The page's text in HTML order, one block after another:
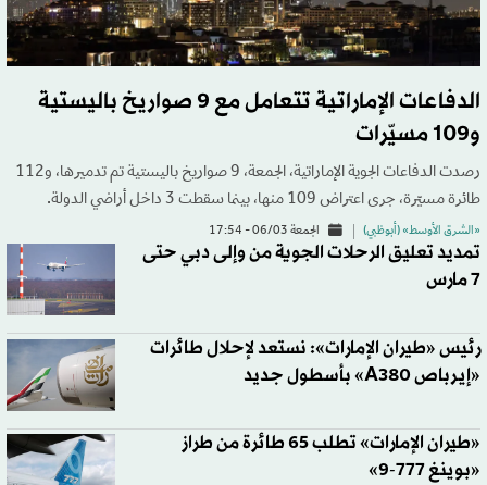
الدفاعات الإماراتية تتعامل مع 9 صواريخ باليستية
و109 مسيّرات
رصدت الدفاعات الجوية الإماراتية، الجمعة، 9 صواريخ باليستية تم تدميرها، و112
طائرة مسيّرة، جرى اعتراض 109 منها، بينما سقطت 3 داخل أراضي الدولة.
«الشرق الأوسط» (أبوظبي) الجمعة 06/03 - 17:54
تمديد تعليق الرحلات الجوية من وإلى دبي حتى
7 مارس
رئيس «طيران الإمارات»: نستعد لإحلال طائرات
«إيرباص A380» بأسطول جديد
«طيران الإمارات» تطلب 65 طائرة من طراز
«بوينغ 777-9»